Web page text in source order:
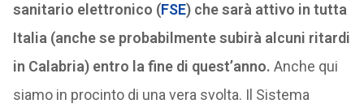
sanitario elettronico (FSE) che sarà attivo in tutta
Italia (anche se probabilmente subirà alcuni ritardi
in Calabria) entro la fine di quest’anno. Anche qui
siamo in procinto di una vera svolta. Il Sistema